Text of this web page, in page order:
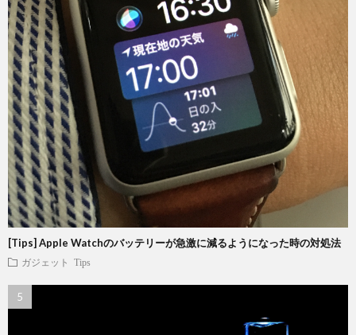
[Tips] Apple Watchのバッテリーが急激に減るようになった時の対処法
ガジェット Tips